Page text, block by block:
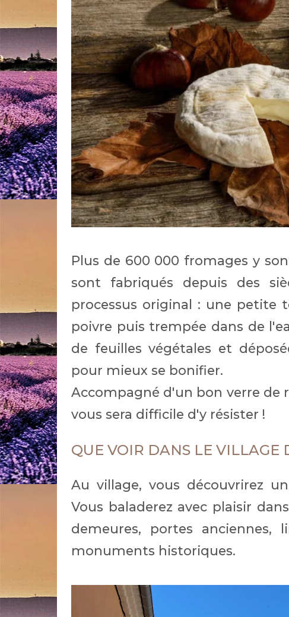
Plus de 600 000 fromages y
sont fabriqués depuis des
processus original : une petite
poivre puis trempée dans de
de feuilles végétales et
pour mieux se bonifier.
Accompagné d'un bon verre de
vous sera difficile d'y résister !
QUE VOIR DANS LE VILLAGE
Au village, vous découvrirez un
Vous baladerez avec plaisir
demeures, portes anciennes,
monuments historiques.